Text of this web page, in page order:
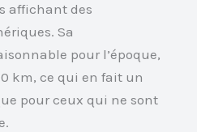
affichant des
Sa
pour l’époque,
km, ce qui en fait un
pour ceux qui ne sont